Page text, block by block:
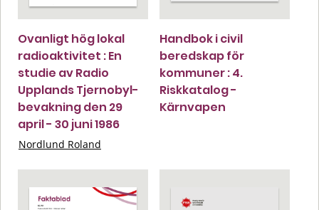
Ovanligt hög lokal
radioaktivitet : En
studie av Radio
Upplands Tjernobyl-
bevakning den 29
april - 30 juni 1986
Nordlund Roland
Handbok i civil
beredskap för
kommuner : 4.
Riskkatalog -
Kärnvapen